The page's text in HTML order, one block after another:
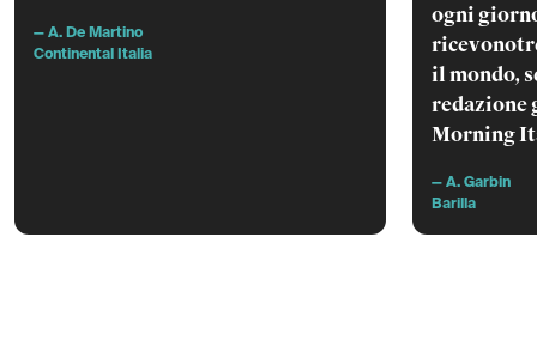
— A. De Martino
Continental Italia
ogni
il mondo,
redazione
Morning
— A. Garbin
Barilla